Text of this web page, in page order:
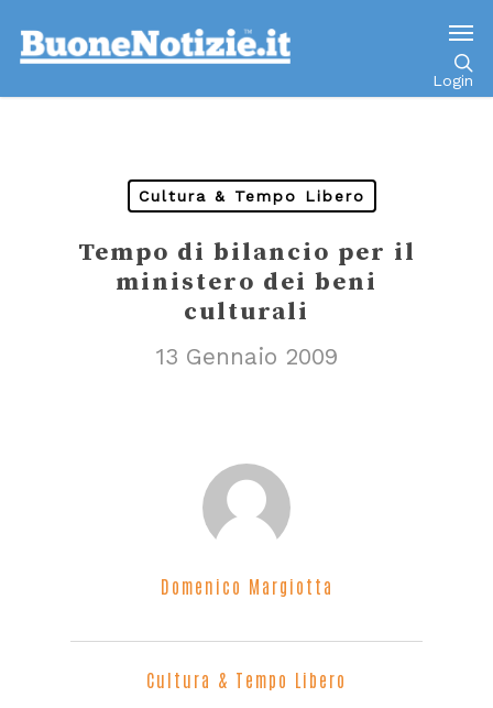
Login
Cultura & Tempo Libero
Tempo di bilancio per il
ministero dei beni
culturali
13 Gennaio 2009
Domenico Margiotta
Cultura & Tempo Libero
Go to mobile version